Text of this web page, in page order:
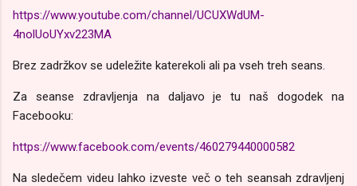
https://www.youtube.com/channel/UCUXWdUM-
4nolUoUYxv223MA
Brez zadržkov se udeležite katerekoli ali pa vseh treh seans.
Za seanse zdravljenja na daljavo je tu naš dogodek na
Facebooku:
https://www.facebook.com/events/460279440000582
Na sledečem videu lahko izveste več o teh seansah zdravljenj